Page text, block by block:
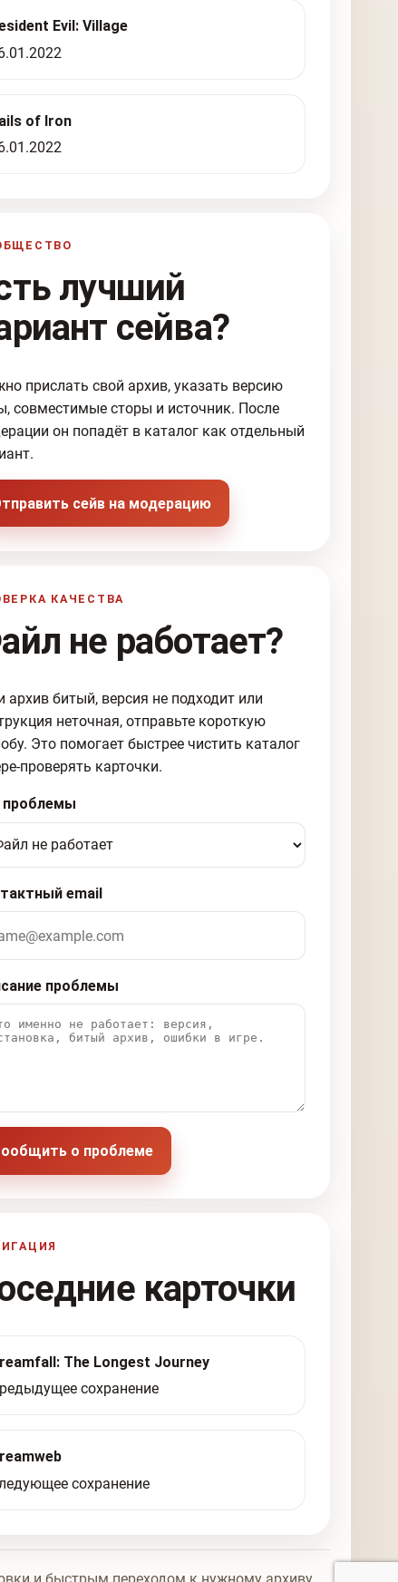
Evil: Village
of Iron
лучший
сейва?
прислать свой архив, указать версию
совместимые сторы и источник. После
он попадёт в каталог как отдельный
сейв на модерацию
КАЧЕСТВА
не работает?
архив битый, версия не подходит или
неточная, отправьте короткую
Это помогает быстрее чистить каталог
проверять карточки.
проблемы
email
проблемы
о проблеме
карточки
The Longest Journey
сохранение
сохранение